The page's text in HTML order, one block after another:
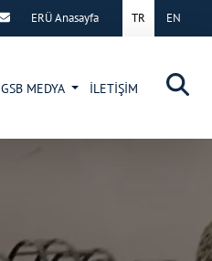
×
TR EN
ERÜ Anasayfa
GSB MEDYA İLETİŞİM